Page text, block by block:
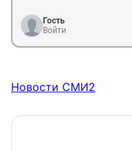
Гость
Войти
Новости СМИ2